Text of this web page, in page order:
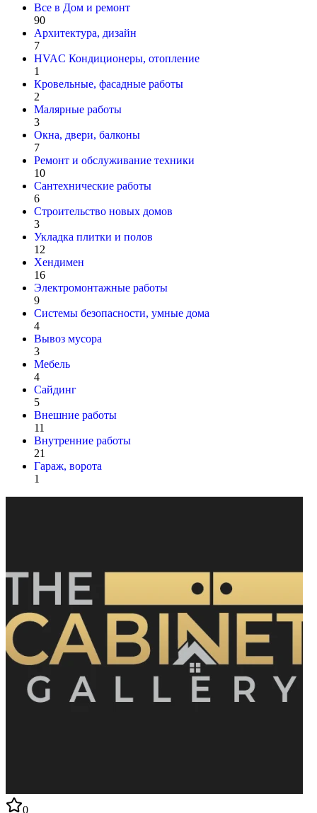
Все в Дом и ремонт
90
Архитектура, дизайн
7
HVAC Кондиционеры, oтопление
1
Кровельные, фасадные работы
2
Малярные работы
3
Окна, двери, балконы
7
Ремонт и обслуживание техники
10
Сантехнические работы
6
Строительство новых домов
3
Укладка плитки и полов
12
Хендимен
16
Электромонтажные работы
9
Системы безопасности, умные дома
4
Вывоз мусора
3
Мебель
4
Сайдинг
5
Внешние работы
11
Внутренние работы
21
Гараж, ворота
1
0